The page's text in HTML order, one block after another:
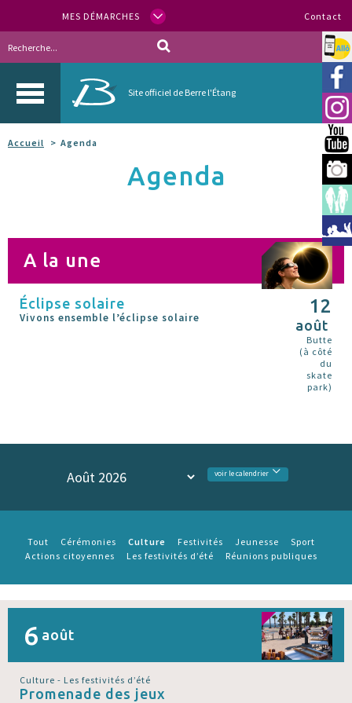
MES DÉMARCHES Contact
Site officiel de Berre l'Étang
Allo
Accueil Agenda
Agenda
A la une
Éclipse solaire
Vivons ensemble l’éclipse solaire
12
août
Butte
(à côté
du
skate
park)
voir le calendrier
Tout Cérémonies Culture Festivités Jeunesse
Sport
Actions citoyennes
Les festivités d’été Réunions publiques
6 août
Culture - Les festivités d’été
Promenade des jeux